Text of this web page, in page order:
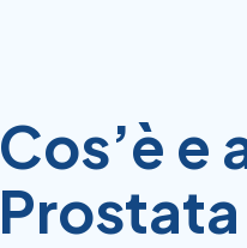
Cos’è e
Prostata